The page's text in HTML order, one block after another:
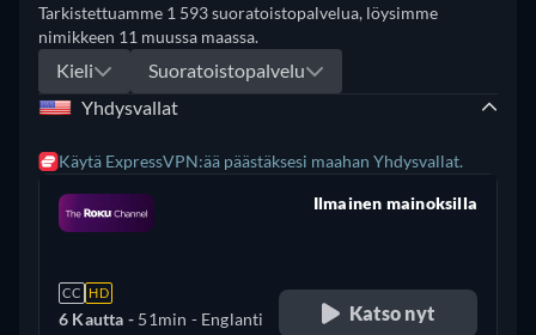
Tarkistettuamme 1 593 suoratoistopalvelua, löysimme
nimikkeen 11 muussa maassa.
Kieli
Suoratoistopalvelu
Yhdysvallat
Käytä ExpressVPN:ää päästäksesi maahan Yhdysvallat.
CC HD
6 Kautta - 51min - Englanti
Ilmainen mainoksilla
Katso nyt